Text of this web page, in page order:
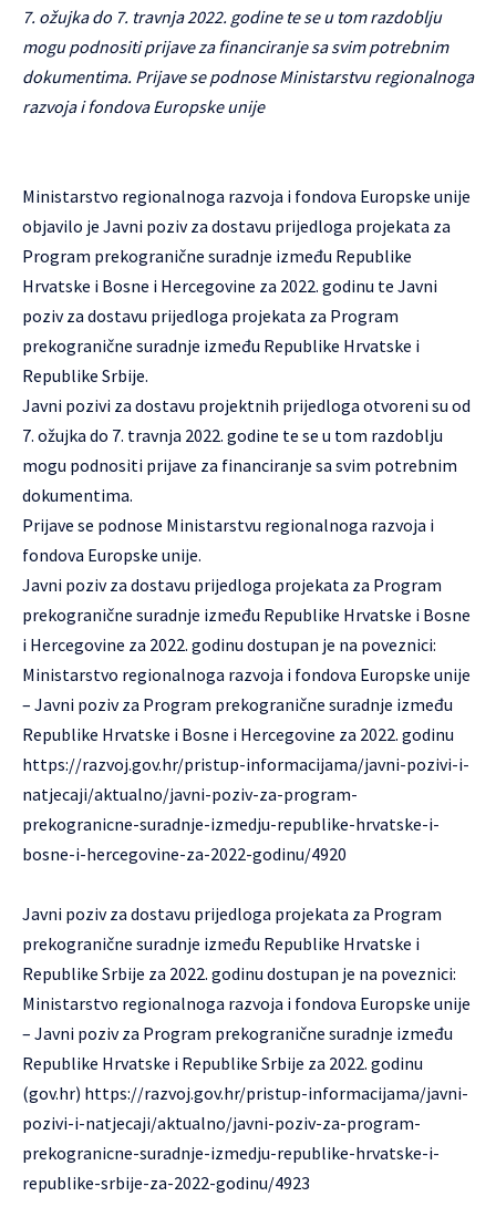
7. ožujka do 7. travnja 2022. godine te se u tom razdoblju
mogu podnositi prijave za financiranje sa svim potrebnim
dokumentima. Prijave se podnose Ministarstvu regionalnoga
razvoja i fondova Europske unije
Ministarstvo regionalnoga razvoja i fondova Europske unije
objavilo je Javni poziv za dostavu prijedloga projekata za
Program prekogranične suradnje između Republike
Hrvatske i Bosne i Hercegovine za 2022. godinu te Javni
poziv za dostavu prijedloga projekata za Program
prekogranične suradnje između Republike Hrvatske i
Republike Srbije.
Javni pozivi za dostavu projektnih prijedloga otvoreni su od
7. ožujka do 7. travnja 2022. godine te se u tom razdoblju
mogu podnositi prijave za financiranje sa svim potrebnim
dokumentima.
Prijave se podnose Ministarstvu regionalnoga razvoja i
fondova Europske unije.
Javni poziv za dostavu prijedloga projekata za Program
prekogranične suradnje između Republike Hrvatske i Bosne
i Hercegovine za 2022. godinu dostupan je na poveznici:
Ministarstvo regionalnoga razvoja i fondova Europske unije
– Javni poziv za Program prekogranične suradnje između
Republike Hrvatske i Bosne i Hercegovine za 2022. godinu
https://razvoj.gov.hr/pristup-informacijama/javni-pozivi-i-
natjecaji/aktualno/javni-poziv-za-program-
prekogranicne-suradnje-izmedju-republike-hrvatske-i-
bosne-i-hercegovine-za-2022-godinu/4920
Javni poziv za dostavu prijedloga projekata za Program
prekogranične suradnje između Republike Hrvatske i
Republike Srbije za 2022. godinu dostupan je na poveznici:
Ministarstvo regionalnoga razvoja i fondova Europske unije
– Javni poziv za Program prekogranične suradnje između
Republike Hrvatske i Republike Srbije za 2022. godinu
(gov.hr) https://razvoj.gov.hr/pristup-informacijama/javni-
pozivi-i-natjecaji/aktualno/javni-poziv-za-program-
prekogranicne-suradnje-izmedju-republike-hrvatske-i-
republike-srbije-za-2022-godinu/4923